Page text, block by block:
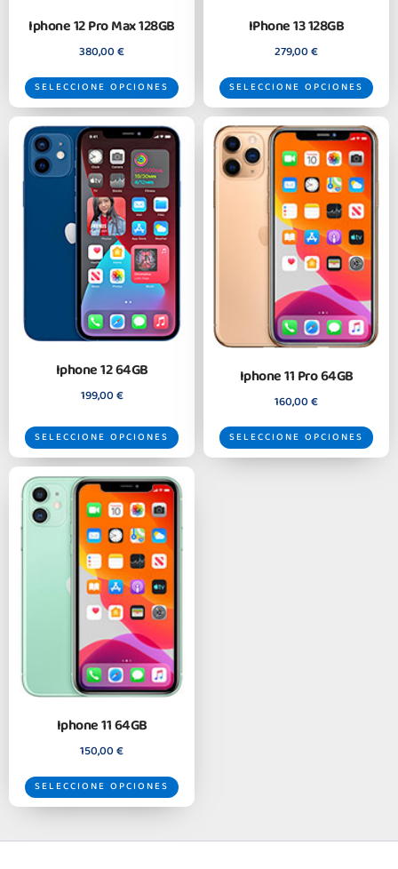
Iphone 12 Pro Max 128GB
380,00€
SELECCIONE OPCIONES
IPhone 13 128GB
279,00€
SELECCIONE OPCIONES
Iphone 12 64GB
199,00€
SELECCIONE OPCIONES
Iphone 11 Pro 64GB
160,00€
SELECCIONE OPCIONES
Iphone 11 64GB
150,00€
SELECCIONE OPCIONES